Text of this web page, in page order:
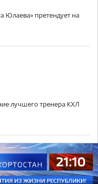
Юлаева» претендует на
лучшего тренера КХЛ